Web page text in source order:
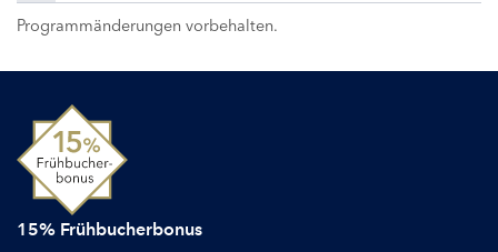
Programmänderungen vorbehalten.
15% Frühbucherbonus